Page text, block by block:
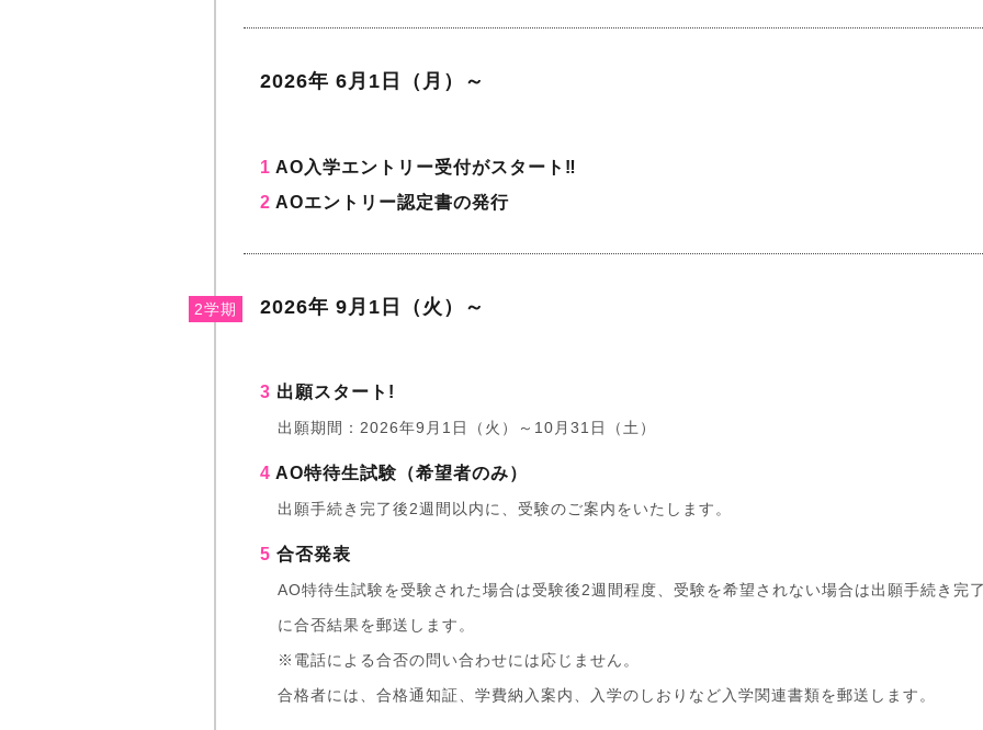
2026年 6月1日（月）～
1 AO入学エントリー受付がスタート‼
2 AOエントリー認定書の発行
2学期 2026年 9月1日（火）～
3 出願スタート!
出願期間：2026年9月1日（火）～10月31日（土）
4 AO特待生試験（希望者のみ）
出願手続き完了後2週間以内に、受験のご案内をいたします。
5 合否発表
AO特待生試験を受験された場合は受験後2週間程度、受験を希望されない場合は出願手続き完
に合否結果を郵送します。
※電話による合否の問い合わせには応じません。
合格者には、合格通知証、学費納入案内、入学のしおりなど入学関連書類を郵送します。